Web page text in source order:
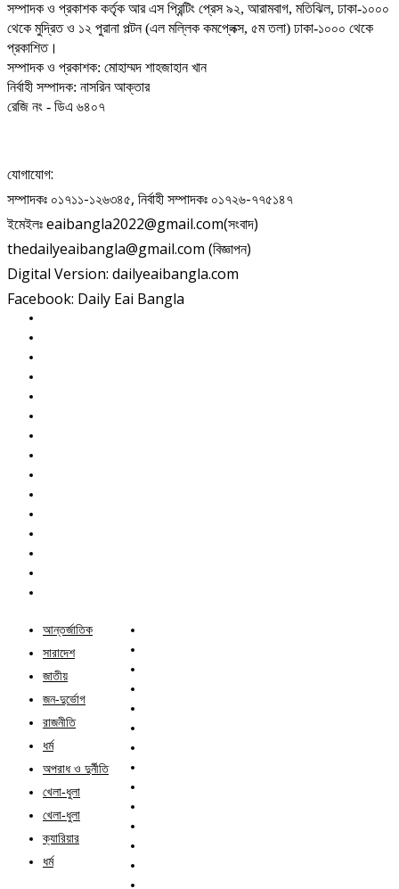
সম্পাদক ও প্রকাশক কর্তৃক আর এস প্রিন্টিং প্রেস ৯২, আরামবাগ, মতিঝিল, ঢাকা-১০০০
থেকে মুদ্রিত ও ১২ পুরানা পল্টন (এল মল্লিক কমপ্লেক্স, ৫ম তলা) ঢাকা-১০০০ থেকে
প্রকাশিত।
সম্পাদক ও প্রকাশক: মোহাম্মদ শাহজাহান খান
নির্বাহী সম্পাদক: নাসরিন আক্তার
রেজি নং - ডিএ ৬৪০৭
যোগাযোগ:
সম্পাদকঃ ০১৭১১-১২৬৩৪৫, নির্বাহী সম্পাদকঃ ০১৭২৬-৭৭৫১৪৭
ইমেইলঃ eaibangla2022@gmail.com(সংবাদ)
thedailyeaibangla@gmail.com (বিজ্ঞাপন)
Digital Version: dailyeaibangla.com
Facebook: Daily Eai Bangla
আন্তর্জাতিক
সারাদেশ
জাতীয়
জন-দুর্ভোগ
রাজনীতি
ধর্ম
অপরাধ ও দুর্নীতি
খেলা-ধুলা
খেলা-ধুলা
ক্যারিয়ার
ধর্ম